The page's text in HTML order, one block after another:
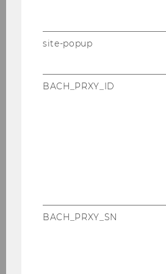
hat nach
lo­gy ihre Liebe zu
tet sie nun selbst­stän­dig
Sie glaubt, dass das Zei­gen
und ein Leben vol­ler
und Em­pa­thie schafft und
stellt, wel­che öko­no­mi­schen
Kompetenzen
site-popup
BACH_PRXY_ID
BACH_PRXY_SN